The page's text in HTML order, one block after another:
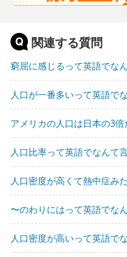
関連する質問
窮屈に感じるって英語でな
人口が一番多いって英語で
アメリカの人口は日本の3
人口比率って英語でなんて
人口密度が高くて熱中症み
〜のわりにはって英語でな
人口密度が高いって英語で